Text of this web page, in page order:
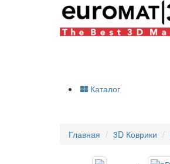
Каталог
Главная 3D Коврики